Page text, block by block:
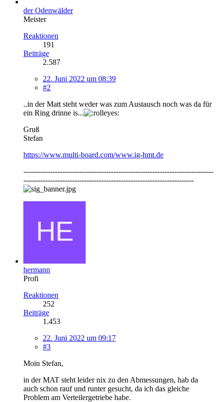
der Odenwälder
Meister
Reaktionen
191
Beiträge
2.587
22. Juni 2022 um 08:39
#2
..in der Matt steht weder was zum Austausch noch was da für
ein Ring drinne is...
Gruß
Stefan
https://www.multi-board.com/www.ig-hmt.de
------------------------------------------------------------------------------
----------------------------------------------------------------------
hermann
Profi
Reaktionen
252
Beiträge
1.453
22. Juni 2022 um 09:17
#3
Moin Stefan,
in der MAT steht leider nix zu den Abmessungen, hab da
auch schon rauf und runter gesucht, da ich das gleiche
Problem am Verteilergetriebe habe.